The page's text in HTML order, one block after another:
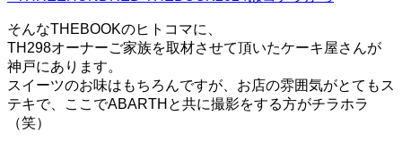
そんなTHEBOOKのヒトコマに、
TH298オーナーご家族を取材させて頂いたケーキ屋さんが
神戸にあります。
スイーツのお味はもちろんですが、お店の雰囲気がとてもス
テキで、ここでABARTHと共に撮影をする方がチラホラ
（笑）